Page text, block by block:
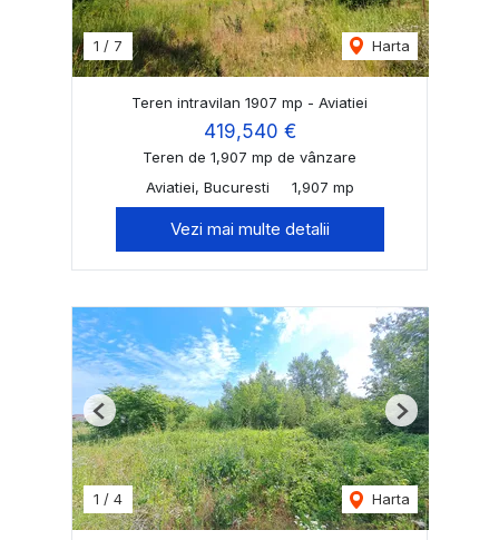
1 / 7 Harta
Teren intravilan 1907 mp - Aviatiei
419,540 €
Teren de 1,907 mp de vânzare
Aviatiei, Bucuresti
1,907 mp
Vezi mai multe detalii
1 / 4 Harta
Previous Next